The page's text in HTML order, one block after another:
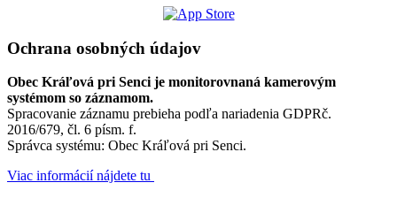
Ochrana osobných údajov
Obec Kráľová pri Senci je monitorovnaná kamerovým
systémom so záznamom.
Spracovanie záznamu prebieha podľa nariadenia GDPRč.
2016/679, čl. 6 písm. f.
Správca systému: Obec Kráľová pri Senci.
Viac informácií nájdete tu